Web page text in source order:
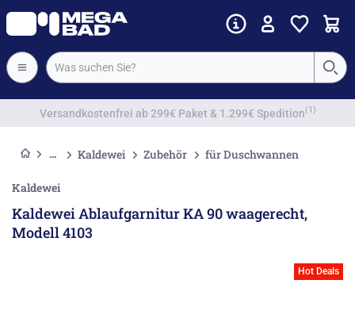
Vorkassenrabatt
Kaldewei Zubehör für Duschwannen
Kaldewei
Kaldewei Ablaufgarnitur KA 90 waagerecht,
Modell 4103
Hot Deals